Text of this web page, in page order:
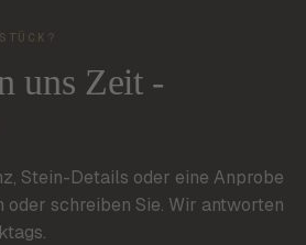
uns Zeit -
Stein-Details oder eine Anprobe
oder schreiben Sie. Wir antworten